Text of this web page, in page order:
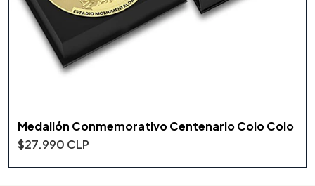
Medallón Conmemorativo Centenario Colo Colo
$27.990 CLP